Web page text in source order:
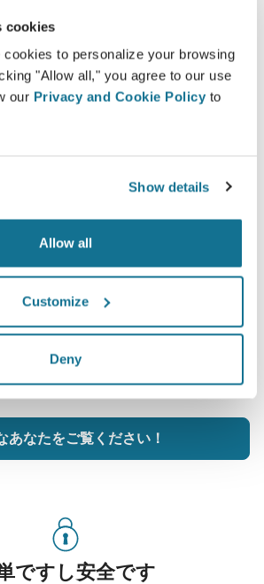
cookies
to personalize your browsing
"Allow all," you agree to our use
our Privacy and Cookie Policy to
Show details
Allow all
Customize
Deny
一番似合うかを知りたいで
すか？
『新しいあなた』にアクセスして、家
見を聞いてみたい人達とシェアするこ
ります。
あなたをご覧ください！
ですし安全です